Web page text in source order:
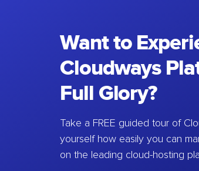
Want to
Cloudways
Full Glory?
Take a FREE guided tour of
yourself how easily you can
on the leading cloud-hosting